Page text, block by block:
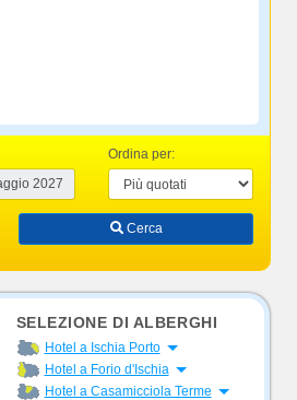
Ordina per:
Cerca
SELEZIONE DI ALBERGHI
Hotel a Ischia Porto Apri menu
Hotel a Forio d'Ischia Apri menu
Hotel a Casamicciola Terme Apri menu